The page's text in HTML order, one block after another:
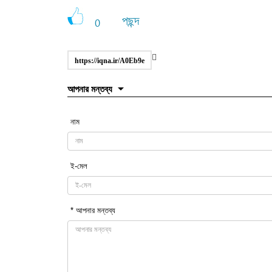
0 পছন্দ
https://iqna.ir/A0Eb9e
আপনার মন্তব্য
নাম
ই-মেল
* আপনার মন্তব্য